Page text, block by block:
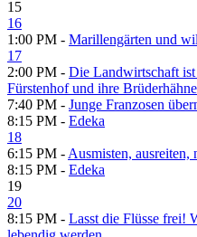
15
16
1:00 PM - Marillengärten und
17
2:00 PM - Die Landwirtschaft
Fürstenhof und ihre Brüderhähne
7:40 PM - Junge Franzosen
8:15 PM - Edeka
18
6:15 PM - Ausmisten, ausreiten,
8:15 PM - Edeka
19
20
8:15 PM - Lasst die Flüsse frei!